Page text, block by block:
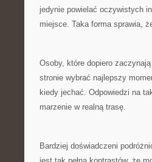
jedynie powielać oczywistych
miejsce. Taka forma sprawia,
Osoby, które dopiero
stronie wybrać najlepszy
kiedy jechać. Odpowiedzi na
marzenie w realną trasę.
Bardziej doświadczeni